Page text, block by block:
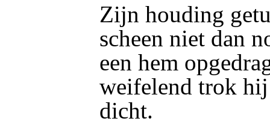
Zijn houding
scheen niet dan
een hem
weifelend trok
dicht.